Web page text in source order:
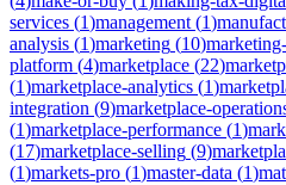
services (1)management (1)
analysis (1)marketing (10)
platform (4)marketplace (22)
(1)marketplace-analytics (1)
integration (9)marketplace-
(1)marketplace-performance (1)
(17)marketplace-selling (9)
(1)markets-pro (1)master-data (1)